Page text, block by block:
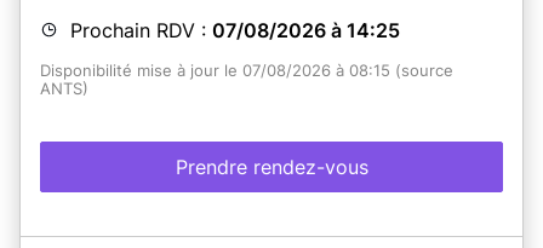
Prochain RDV : 07/08/2026 à 14:25
Disponibilité mise à jour le 07/08/2026 à 08:15 (source
ANTS)
Prendre rendez-vous